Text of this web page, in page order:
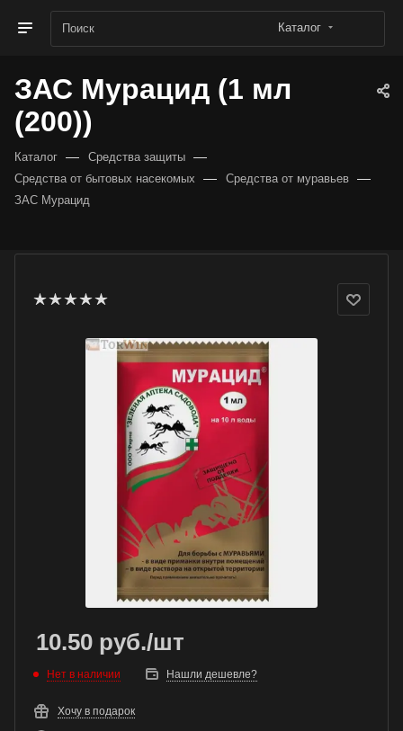
Каталог
ЗАС Мурацид (1 мл
(200))
Каталог — Средства защиты —
Средства от бытовых насекомых — Средства от муравьев —
ЗАС Мурацид
10.50 руб./шт
Нет в наличии Нашли дешевле?
Хочу в подарок